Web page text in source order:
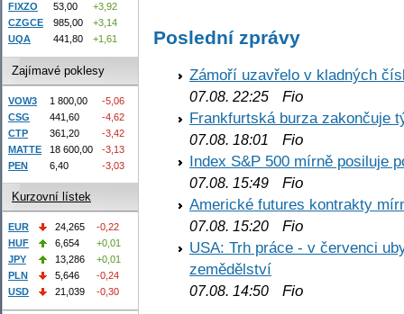
Poslední zprávy
Zámoří uzavřelo v kladných
07.08. 22:25 Fio
Frankfurtská burza zakončuje
07.08. 18:01
Fio
Index S&P 500 mírně posiluje
07.08. 15:49 Fio
Americké futures kontrakty
07.08. 15:20 Fio
USA: Trh práce - v červenci
zemědělství
07.08. 14:50 Fio
FIXZO
53,00
+3,92
CZGCE
985,00
+3,14
UQA
441,80 +1,61
Zajímavé poklesy
VOW3 1 800,00
-5,06
CSG
441,60
-4,62
CTP
361,20
-3,42
MATTE
18 600,00
-3,13
PEN
6,40 -3,03
Kurzovní lístek
EUR 24,265
-0,22
HUF
6,654
+0,01
JPY
13,286
+0,01
PLN
5,646
-0,24
USD
21,039 -0,30